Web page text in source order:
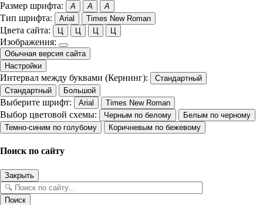
Размер шрифта: A A A
Тип шрифта: Arial Times New Roman
Цвета сайта: Ц Ц Ц Ц
Изображения:
Обычная версия сайта
Настройки
Интервал между буквами (Кернинг):
Стандартный
Стандартный
Большой
Выберите шрифт: Arial Times New Roman
Выбор цветовой схемы: Черным по белому
Белым по черному
Темно-синим по голубому
Коричневым по бежевому
Поиск по сайту
Закрыть
Поиск